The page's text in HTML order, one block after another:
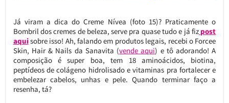
Já viram a dica do Creme Nívea (foto 15)? Praticamente o
Bombril dos cremes de beleza, serve pra quase tudo e já fiz post
aquisobre isso! Ah, falando em produtos legais, recebi o Forcee
Skin, Hair & Nails da Sanavita (vende aqui) e tô adorando! A
composição é super boa, tem 18 aminoácidos, biotina,
peptídeos de colágeno hidrolisado e vitaminas pra fortalecer e
embelezar cabelos, unhas e pele. Quando terminar faço a
resenha, tá?